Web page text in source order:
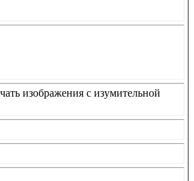
изображения с изумительной